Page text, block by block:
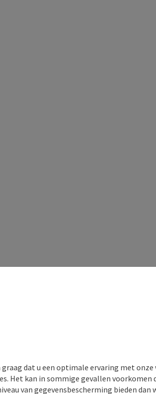
graag dat u een optimale ervaring met
Het kan in sommige gevallen voorkomen
van gegevensbescherming bieden